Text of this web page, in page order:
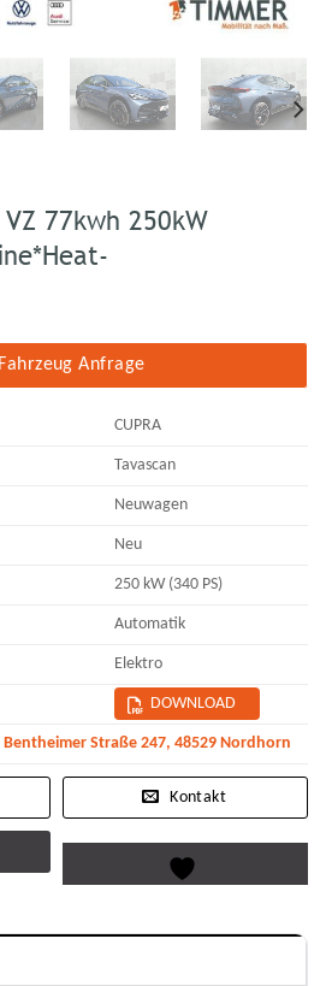
VZ 77kwh 250kW
Fahrzeug Anfrage
CUPRA
Tavascan
Neuwagen
Neu
250 kW (340 PS)
Automatik
Elektro
DOWNLOAD
Straße 247, 48529 Nordhorn
Kontakt